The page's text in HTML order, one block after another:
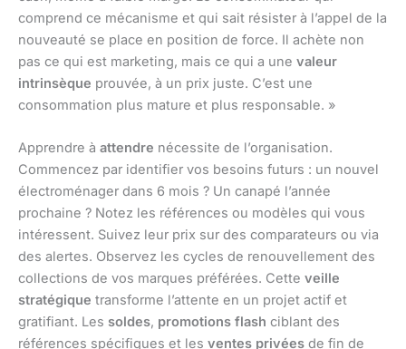
comprend ce mécanisme et qui sait résister à l’appel de la
nouveauté se place en position de force. Il achète non
pas ce qui est marketing, mais ce qui a une valeur
intrinsèque prouvée, à un prix juste. C’est une
consommation plus mature et plus responsable. »
Apprendre à attendre nécessite de l’organisation.
Commencez par identifier vos besoins futurs : un nouvel
électroménager dans 6 mois ? Un canapé l’année
prochaine ? Notez les références ou modèles qui vous
intéressent. Suivez leur prix sur des comparateurs ou via
des alertes. Observez les cycles de renouvellement des
collections de vos marques préférées. Cette veille
stratégique transforme l’attente en un projet actif et
gratifiant. Les soldes, promotions flash ciblant des
références spécifiques et les ventes privées de fin de